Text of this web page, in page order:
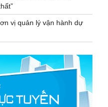
vị quản lý vận hành dự